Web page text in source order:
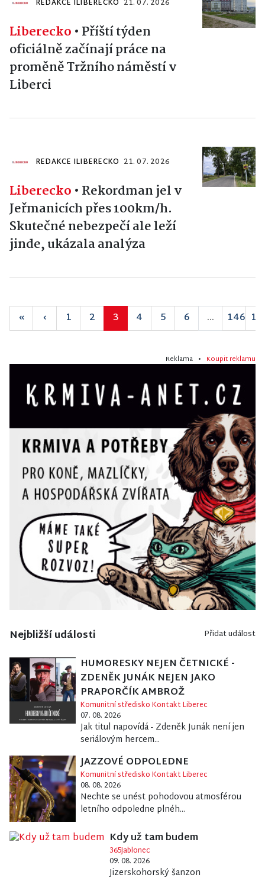
REDAKCE ILIBERECKO 21. 07. 2026
Liberecko • Příští týden
oficiálně začínají práce na
proměně Tržního náměstí v
Liberci
REDAKCE ILIBERECKO 21. 07. 2026
Liberecko • Rekordman jel v
Jeřmanicích přes 100km/h.
Skutečné nebezpečí ale leží
jinde, ukázala analýza
« ‹ 1 2 3 4 5 6 ... 146
Reklama • Koupit reklamu
Nejbližší události Přidat událost
HUMORESKY NEJEN ČETNICKÉ -
ZDENĚK JUNÁK NEJEN JAKO
PRAPORČÍK AMBROŽ
Komunitní středisko Kontakt Liberec
07. 08. 2026
Jak titul napovídá - Zdeněk Junák není jen
seriálovým hercem...
JAZZOVÉ ODPOLEDNE
Komunitní středisko Kontakt Liberec
08. 08. 2026
Nechte se unést pohodovou atmosférou
letního odpoledne plnéh...
Kdy už tam budem
365Jablonec
09. 08. 2026
Jizerskohorský šanzon